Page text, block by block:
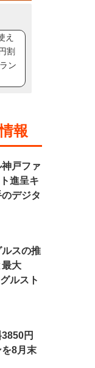
え
割
ン
報
戸ファ
進呈キ
デジタ
スの推
最大
ルスト
円
8月末